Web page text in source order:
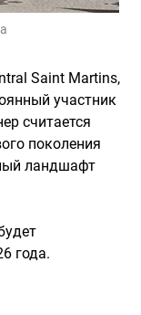
Saint Martins,
участник
считается
поколения
ландшафт
года.